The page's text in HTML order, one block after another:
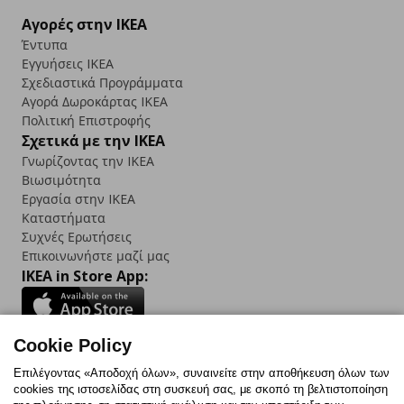
Αγορές στην IKEA
Έντυπα
Εγγυήσεις IKEA
Σχεδιαστικά Προγράμματα
Αγορά Δωρoκάρτας IKEA
Πολιτική Επιστροφής
Σχετικά με την IKEA
Γνωρίζοντας την IKEA
Βιωσιμότητα
Εργασία στην IKEA
Καταστήματα
Συχνές Ερωτήσεις
Επικοινωνήστε μαζί μας
IKEA in Store App:
Follow us:
Cookie Policy
Επιλέγοντας «Αποδοχή όλων», συναινείτε στην αποθήκευση όλων των
cookies της ιστοσελίδας στη συσκευή σας, με σκοπό τη βελτιστοποίηση